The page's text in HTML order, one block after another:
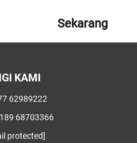
Sekarang
KAMI
62989222
68703366
protected]